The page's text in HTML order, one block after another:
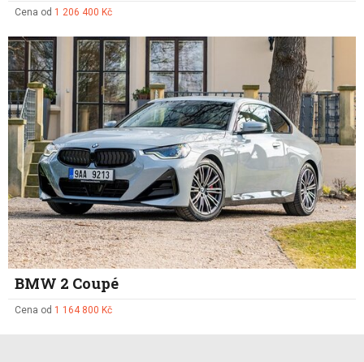
Cena od 1 206 400 Kč
BMW 2 Coupé
Cena od 1 164 800 Kč